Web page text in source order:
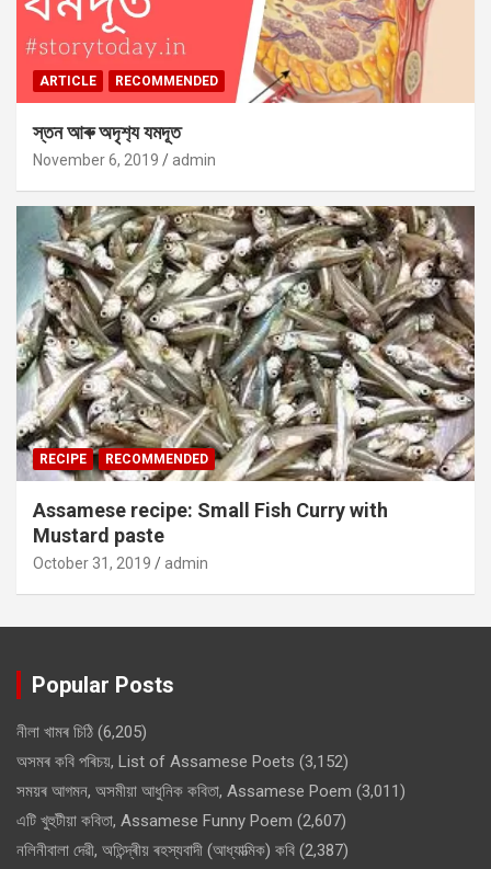
ARTICLE RECOMMENDED
স্তন আৰু অদৃশ‍্য যমদূত
November 6, 2019 admin
RECIPE RECOMMENDED
Assamese recipe: Small Fish Curry with
Mustard paste
October 31, 2019 admin
Popular Posts
নীলা খামৰ চিঠি (6,205)
অসমৰ কবি পৰিচয়, List of Assamese Poets (3,152)
সময়ৰ আগমন, অসমীয়া আধুনিক কবিতা, Assamese Poem (3,011)
এটি খুহুটীয়া কবিতা, Assamese Funny Poem (2,607)
নলিনীবালা দেৱী, অতিন্দ্ৰীয় ৰহস্যবাদী (আধ্যাত্মিক) কবি (2,387)